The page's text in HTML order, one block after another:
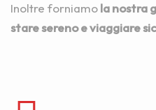
Inoltre forniamola nostra
stare sereno e viaggiare